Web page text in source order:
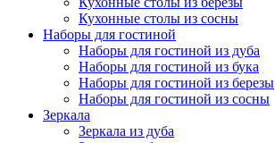
Кухонные столы из сосны
Наборы для гостиной
Наборы для гостиной из дуба
Наборы для гостиной из бука
Наборы для гостиной из березы
Наборы для гостиной из сосны
Зеркала
Зеркала из дуба